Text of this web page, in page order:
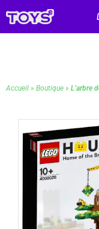
Accueil » Boutique » L’arbre